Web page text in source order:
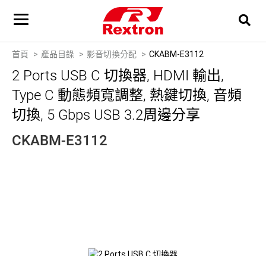
首頁 產品目錄 影音切換分配 CKABM-E3112
2 Ports USB C 切換器, HDMI 輸出,
Type C 動態頻寬調整, 熱鍵切換, 音頻
切換, 5 Gbps USB 3.2周邊分享
CKABM-E3112